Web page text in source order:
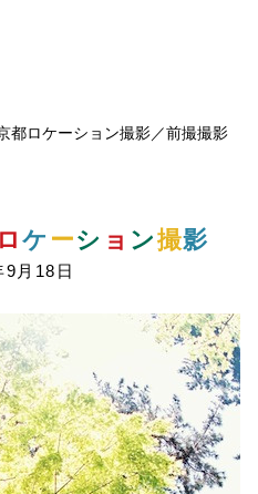
都ロケーション撮影／前撮撮影
ロケ ーシ ョ ン撮影
9月18日